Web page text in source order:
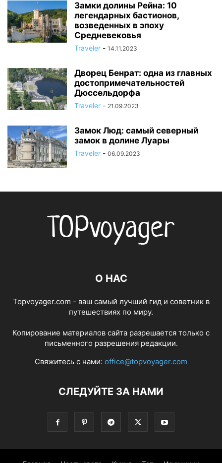
Замки долины Рейна: 10
легендарных бастионов,
возведенных в эпоху
Средневековья
Traveler - 14.11.2023
Дворец Бенрат: одна из главных
достопримечательностей
Дюссельдорфа
Traveler - 21.09.2023
Замок Люд: самый северный
замок в долине Луары
Traveler - 06.09.2023
О НАС
Topvoyager.com - ваш самый лучший гид и советник в
путешествиях по миру.
Копирование материалов сайта разрешается только с
письменного разрешения редакции.
Свяжитесь с нами: office@topvoyager.com
СЛЕДУЙТЕ ЗА НАМИ